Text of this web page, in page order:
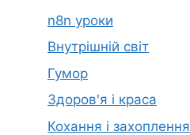
n8n уроки
Внутрішній світ
Гумор
Здоров'я і краса
Кохання і захоплення